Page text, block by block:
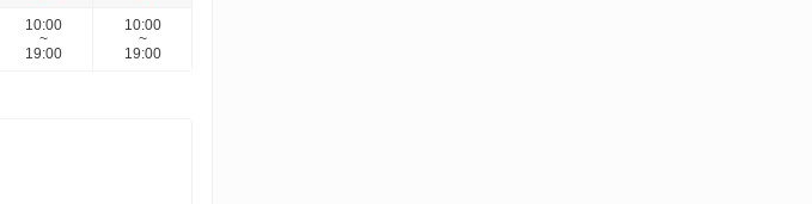
10:00
~
19:00
10:00
~
19:00